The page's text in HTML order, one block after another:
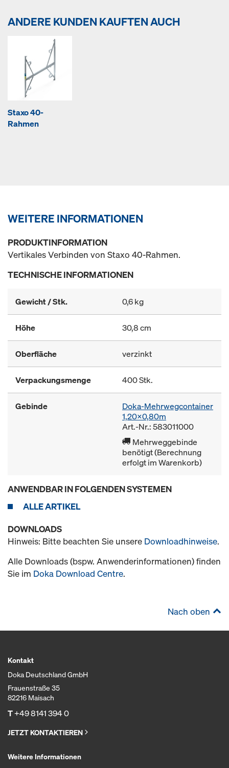
ANDERE KUNDEN KAUFTEN AUCH
Staxo 40-
Rahmen
WEITERE INFORMATIONEN
PRODUKTINFORMATION
Vertikales Verbinden von Staxo 40-Rahmen.
TECHNISCHE INFORMATIONEN
Gewicht / Stk. 0,6 kg
Höhe 30,8 cm
Oberfläche verzinkt
Verpackungsmenge 400 Stk.
Gebinde
Doka-Mehrwegcontainer
1,20x0,80m
Art.-Nr.: 583011000
Mehrweggebinde
benötigt (Berechnung
erfolgt im Warenkorb)
ANWENDBAR IN FOLGENDEN SYSTEMEN
ALLE ARTIKEL
DOWNLOADS
Hinweis: Bitte beachten Sie unsere Downloadhinweise.
Alle Downloads (bspw. Anwenderinformationen) finden
Sie im Doka Download Centre.
Nach oben
Kontakt
Doka Deutschland GmbH
Frauenstraße 35
82216 Maisach
T+49 8141 394 0
JETZT KONTAKTIEREN
Weitere Informationen